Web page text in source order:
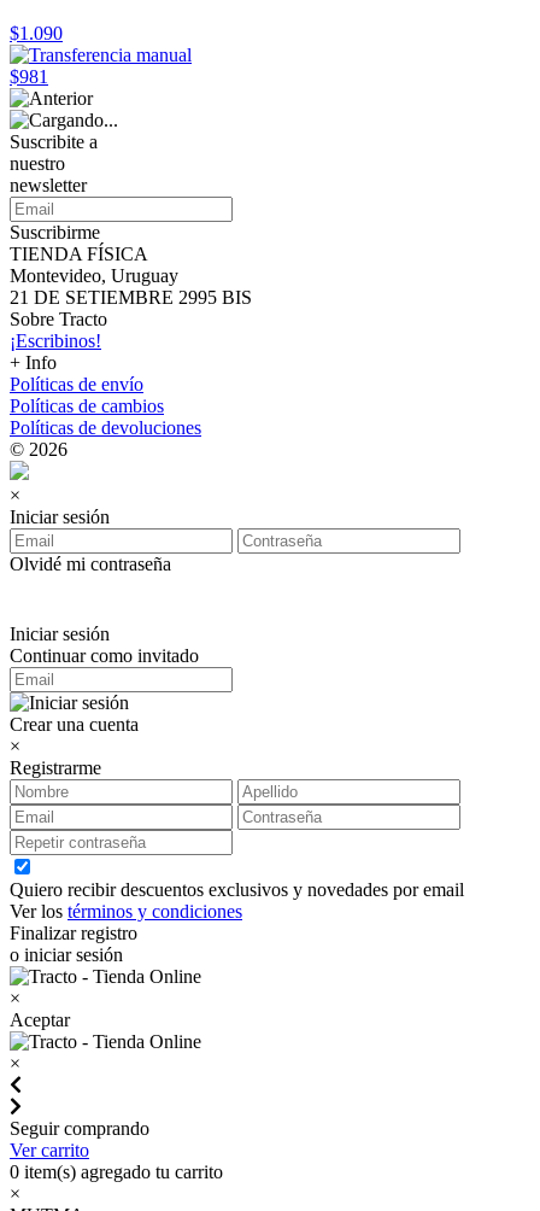
$1.090
$981
Suscribite a
nuestro
newsletter
Suscribirme
TIENDA FÍSICA
Montevideo, Uruguay
21 DE SETIEMBRE 2995 BIS
Sobre Tracto
¡Escribinos!
+ Info
Políticas de envío
Políticas de cambios
Políticas de devoluciones
© 2026
×
Iniciar sesión
Olvidé mi contraseña
Iniciar sesión
Continuar como invitado
Crear una cuenta
×
Registrarme
Quiero recibir descuentos exclusivos y novedades por email
Ver los términos y condiciones
Finalizar registro
o iniciar sesión
×
Aceptar
×
Seguir comprando
Ver carrito
0 item(s) agregado tu carrito
×